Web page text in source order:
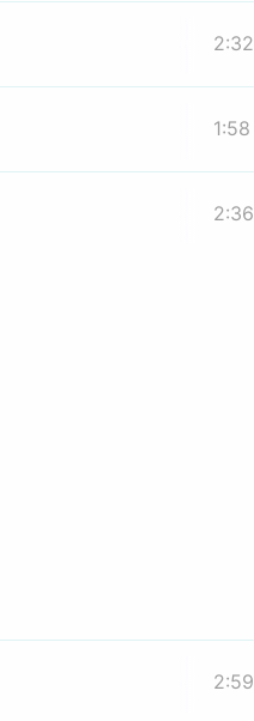
2:32
1:58
2:36
2:59